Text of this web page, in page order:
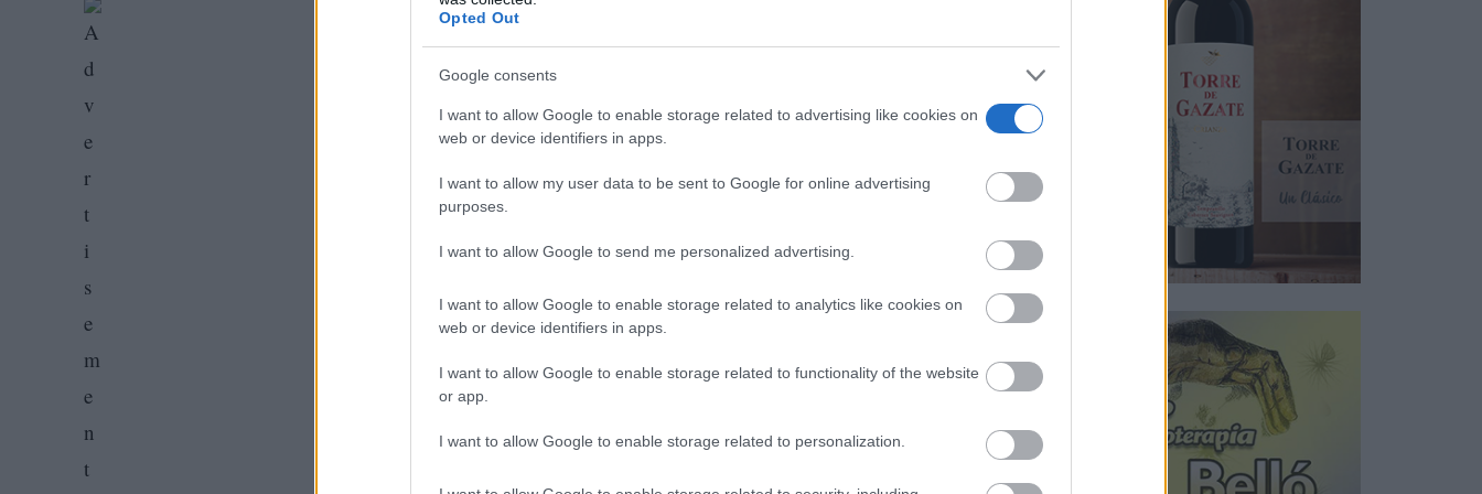
Opted Out
Google consents
I want to allow Google to enable storage related to advertising like cookies on
web or device identifiers in apps.
I want to allow my user data to be sent to Google for online advertising
purposes.
I want to allow Google to send me personalized advertising.
I want to allow Google to enable storage related to analytics like cookies on
web or device identifiers in apps.
I want to allow Google to enable storage related to functionality of the website
or app.
I want to allow Google to enable storage related to personalization.